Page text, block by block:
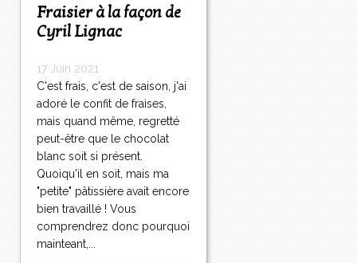
Fraisier à la façon de
Cyril Lignac
17 Juin 2021
C'est frais, c'est de saison, j'ai
adoré le confit de fraises,
mais quand même, regretté
peut-être que le chocolat
blanc soit si présent.
Quoiqu'il en soit, mais ma
"petite" pâtissière avait encore
bien travaillé ! Vous
comprendrez donc pourquoi
mainteant,...